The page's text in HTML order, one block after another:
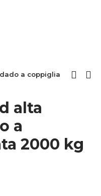
a coppiglia
alta
a
2000 kg